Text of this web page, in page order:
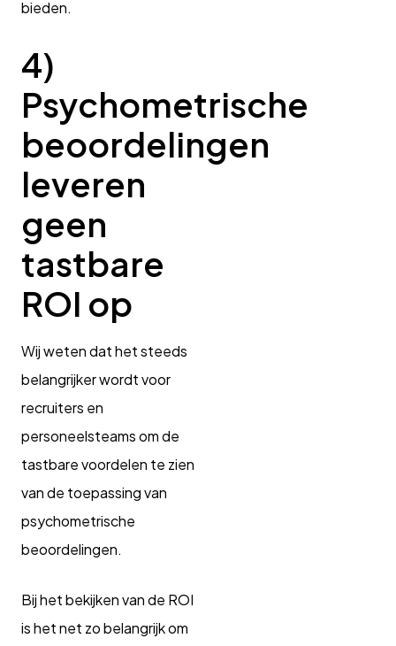
bieden.
4)
Psychometrische
beoordelingen
leveren
geen
tastbare
ROI op
Wij weten dat het steeds
belangrijker wordt voor
recruiters en
personeelsteams om de
tastbare voordelen te zien
van de toepassing van
psychometrische
beoordelingen.
Bij het bekijken van de ROI
is het net zo belangrijk om